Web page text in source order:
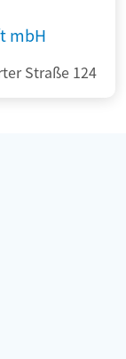
mbH
Straße 124